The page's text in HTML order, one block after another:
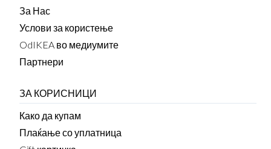
За Нас
Услови за користење
OdIKEA во медиумите
Партнери
ЗА КОРИСНИЦИ
Како да купам
Плаќање со уплатница